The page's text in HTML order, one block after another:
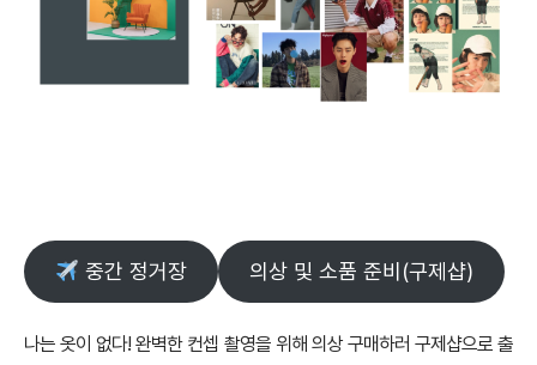
중간 정거장 의상 및 소품 준비(구제샵)
나는 옷이 없다! 완벽한 컨셉 촬영을 위해 의상 구매하러 구제샵으로 출